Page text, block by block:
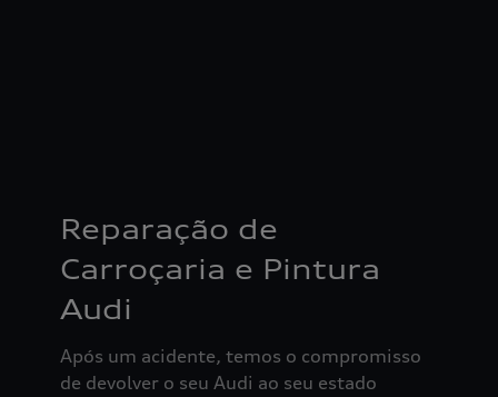
Reparação de
Carroçaria e Pintura
Audi
Após um acidente, temos o compromisso
de devolver o seu Audi ao seu estado